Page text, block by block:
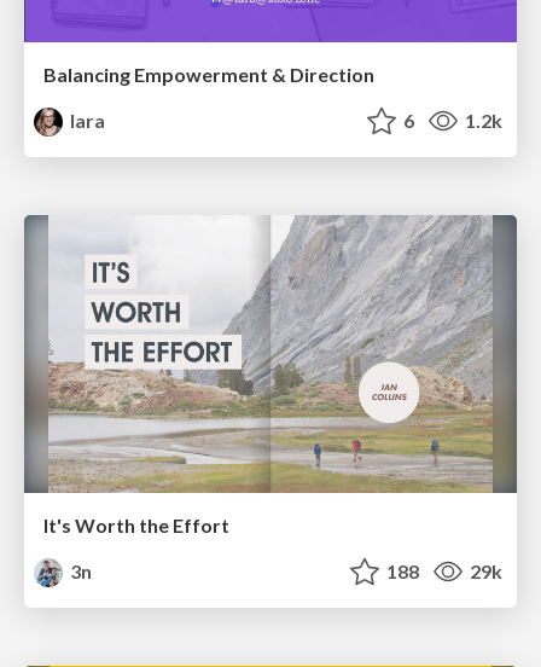
Balancing Empowerment & Direction
lara
6 1.2k
It's Worth the Effort
3n
188 29k